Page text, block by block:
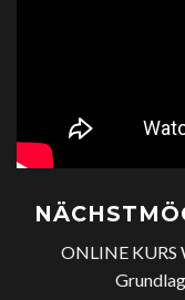
ONLINE KURS